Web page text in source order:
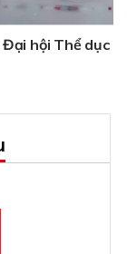
hội Thể dục